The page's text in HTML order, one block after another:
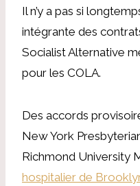
Il n’y a pas si
intégrante des
Socialist Alternative
pour les COLA.
Des accords
New York
Richmond University
hospitalier de